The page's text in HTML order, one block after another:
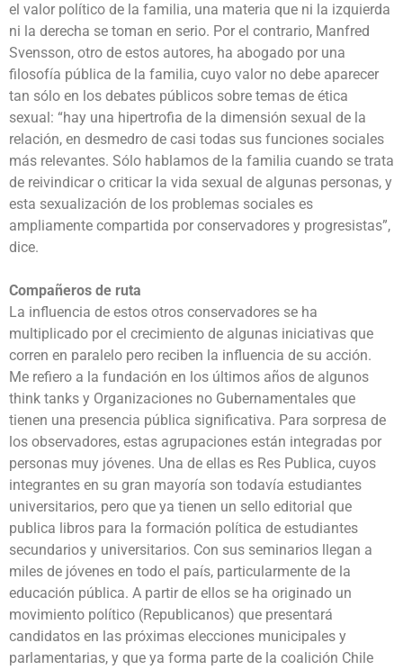
el valor político de la familia, una materia que ni la izquierda
ni la derecha se toman en serio. Por el contrario, Manfred
Svensson, otro de estos autores, ha abogado por una
filosofía pública de la familia, cuyo valor no debe aparecer
tan sólo en los debates públicos sobre temas de ética
sexual: “hay una hipertrofia de la dimensión sexual de la
relación, en desmedro de casi todas sus funciones sociales
más relevantes. Sólo hablamos de la familia cuando se trata
de reivindicar o criticar la vida sexual de algunas personas, y
esta sexualización de los problemas sociales es
ampliamente compartida por conservadores y progresistas”,
dice.
Compañeros de ruta
La influencia de estos otros conservadores se ha
multiplicado por el crecimiento de algunas iniciativas que
corren en paralelo pero reciben la influencia de su acción.
Me refiero a la fundación en los últimos años de algunos
think tanks y Organizaciones no Gubernamentales que
tienen una presencia pública significativa. Para sorpresa de
los observadores, estas agrupaciones están integradas por
personas muy jóvenes. Una de ellas es Res Publica, cuyos
integrantes en su gran mayoría son todavía estudiantes
universitarios, pero que ya tienen un sello editorial que
publica libros para la formación política de estudiantes
secundarios y universitarios. Con sus seminarios llegan a
miles de jóvenes en todo el país, particularmente de la
educación pública. A partir de ellos se ha originado un
movimiento político (Republicanos) que presentará
candidatos en las próximas elecciones municipales y
parlamentarias, y que ya forma parte de la coalición Chile